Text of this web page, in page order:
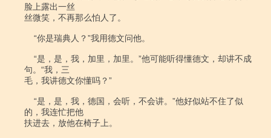
脸上露出一丝
丝微笑，不再那么怕人了。
句。“我，三
毛，我讲德文你懂吗？”
的，我连忙把他
扶进去，放他在椅子上。